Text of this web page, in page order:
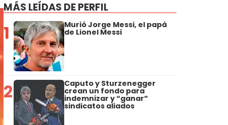
MÁS LEÍDAS DE PERFIL
1 Murió Jorge Messi, el papá
de Lionel Messi
2 Caputo y Sturzenegger
crean un fondo para
indemnizar y “ganar”
sindicatos aliados